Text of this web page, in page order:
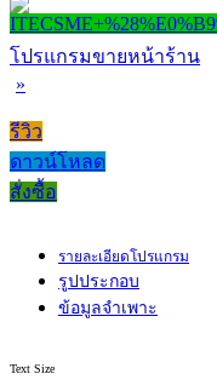
โปรแกรมขายหน้าร้าน
»
รีวิว
ดาวน์โหลด
สั่งซื้อ
รายละเอียดโปรแกรม
รูปประกอบ
ข้อมูลจำเพาะ
Text Size